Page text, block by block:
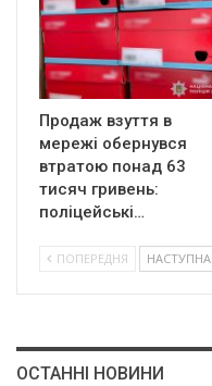
Продаж взуття в
мережі обернувся
втратою понад 63
тисяч гривень:
поліцейські…
ПОПЕРЕДНЯ НАСТУПНА
ОСТАННІ НОВИНИ